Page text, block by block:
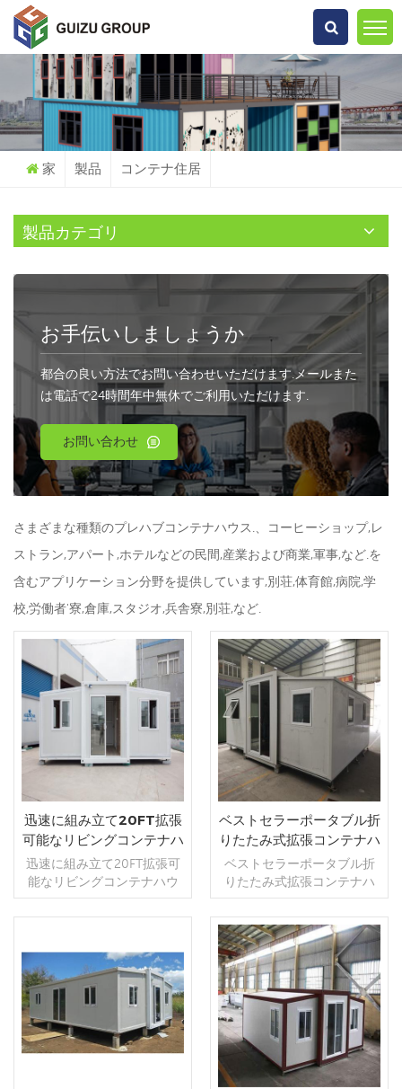
何を探していますか?
家 製品 コンテナ住居
製品カテゴリ
お手伝いしましょうか
都合の良い方法でお問い合わせいただけます.メールまた
は電話で24時間年中無休でご利用いただけます.
お問い合わせ
さまざまな種類のプレハブコンテナハウス.、コーヒーショップ,レ
ストラン,アパート,ホテルなどの民間,産業および商業,軍事,など.を
含むアプリケーション分野を提供しています,別荘,体育館,病院,学
校,労働者'寮,倉庫,スタジオ,兵舎寮,別荘,など.
迅速に組み立て20FT拡張
可能なリビングコンテナハ
ウス
迅速に組み立て20FT拡張可
能なリビングコンテナハウ
ス guizuグループ,製品の完全
なカテゴリは、複数の住居,
設,寮,店舗,理髪店,トイレとバ
スルーム,などの公共シナリ
オに適用されます etc . 完成
した拡張ハウスは現在最新
のコンテナハウスです,イン
ストール時にツールは必要
続きを読む
ベストセラーポータブル折
りたたみ式拡張コンテナハ
ウス2ベッドルーム
ベストセラーポータブル折
りたたみ式拡張コンテナハ
ウス2ベッドルーム guizuグ
ループ,製品の完全なカテゴ
リは、複数の住居,商業,およ
びオフィス,宿泊施設,寮,店舗,
理髪店,トイレとバスルーム,
などの公共シナリオに適用
されます etc . 最も売れてい
る2ベッドルームのコンテナ
は、現在最新のコンテナハ
ウスです,インストール時に
ツールは必要ありません。
続きを読む